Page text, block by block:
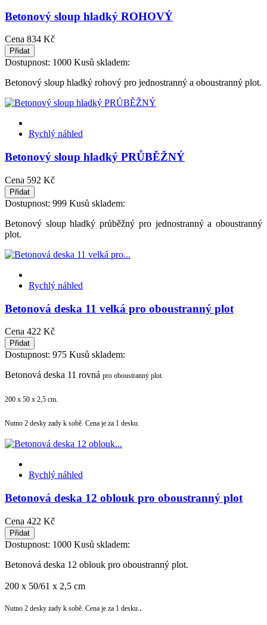
Betonový sloup hladký ROHOVÝ
Cena 834 Kč
Přidat
Dostupnost: 1000 Kusů skladem:
Betonový sloup hladký rohový pro jednostranný a oboustranný plot.
Rychlý náhled
Betonový sloup hladký PRŮBĚŽNÝ
Cena 592 Kč
Přidat
Dostupnost: 999 Kusů skladem:
Betonový sloup hladký průběžný pro jednostranný a oboustranný
plot.
Rychlý náhled
Betonová deska 11 velká pro oboustranný plot
Cena 422 Kč
Přidat
Dostupnost: 975 Kusů skladem:
Betonová deska 11 rovná pro oboustranný plot.
200 x 50 x 2,5 cm.
Nutno 2 desky zady k sobě. Cena je za 1 desku.
Rychlý náhled
Betonová deska 12 oblouk pro oboustranný plot
Cena 422 Kč
Přidat
Dostupnost: 1000 Kusů skladem:
Betonová deska 12 oblouk pro oboustranný plot.
200 x 50/61 x 2,5 cm
Nutno 2 desky zady k sobě. Cena je za 1 desku. .